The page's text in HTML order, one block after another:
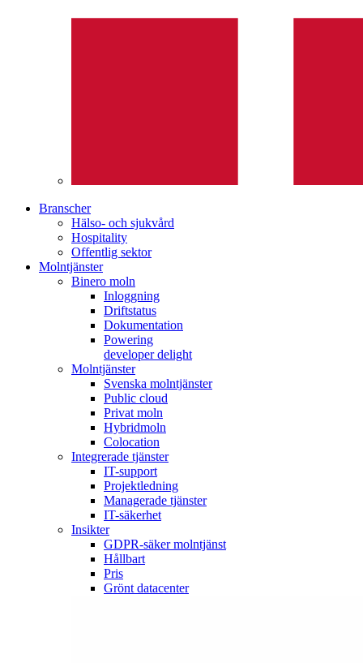
Branscher
Hälso- och sjukvård
Hospitality
Offentlig sektor
Molntjänster
Binero moln
Inloggning
Driftstatus
Dokumentation
Powering
developer delight
Molntjänster
Svenska molntjänster
Public cloud
Privat moln
Hybridmoln
Colocation
Integrerade tjänster
IT-support
Projektledning
Managerade tjänster
IT-säkerhet
Insikter
GDPR-säker molntjänst
Hållbart
Pris
Grönt datacenter